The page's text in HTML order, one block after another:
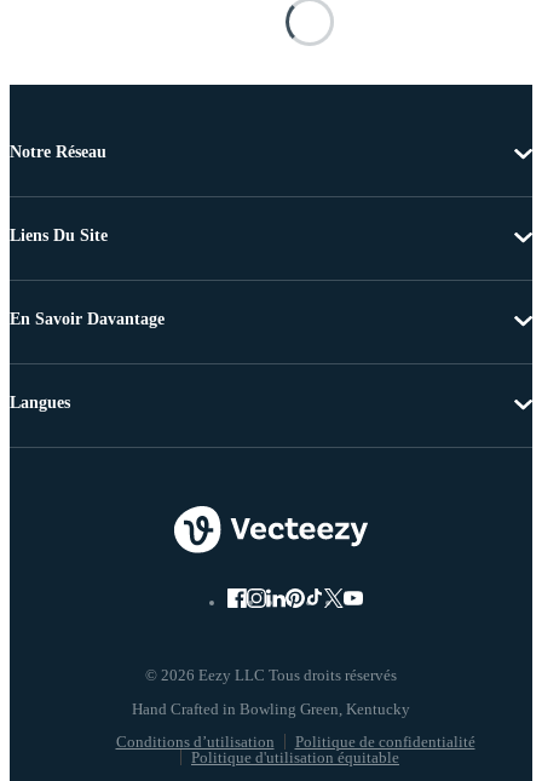
Notre Réseau
Liens Du Site
En Savoir Davantage
© 2026 Eezy LLC Tous droits réservés
Conditions d’utilisation
Politique de confidentialité
Politique d'utilisation équitable
Langues